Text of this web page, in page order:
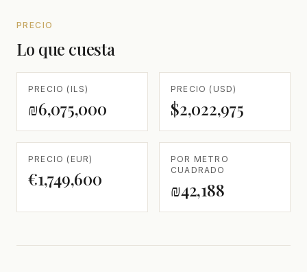
PRECIO
Lo que cuesta
PRECIO (ILS)
₪6,075,000
PRECIO (USD)
$2,022,975
PRECIO (EUR)
€1,749,600
POR METRO
CUADRADO
₪42,188